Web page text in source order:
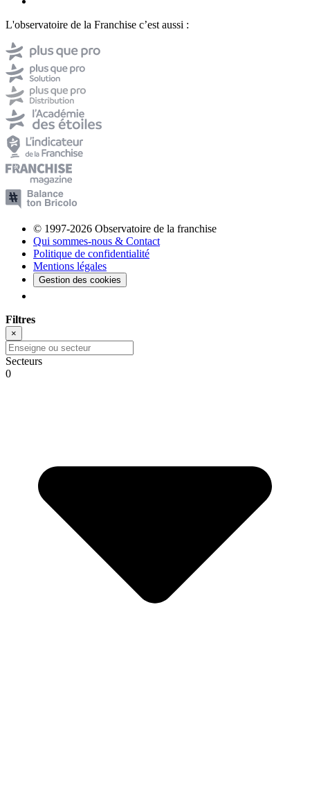
L'observatoire de la Franchise c’est aussi :
© 1997-2026 Observatoire de la franchise
Qui sommes-nous & Contact
Politique de confidentialité
Mentions légales
Gestion des cookies
Filtres
×
Secteurs
0